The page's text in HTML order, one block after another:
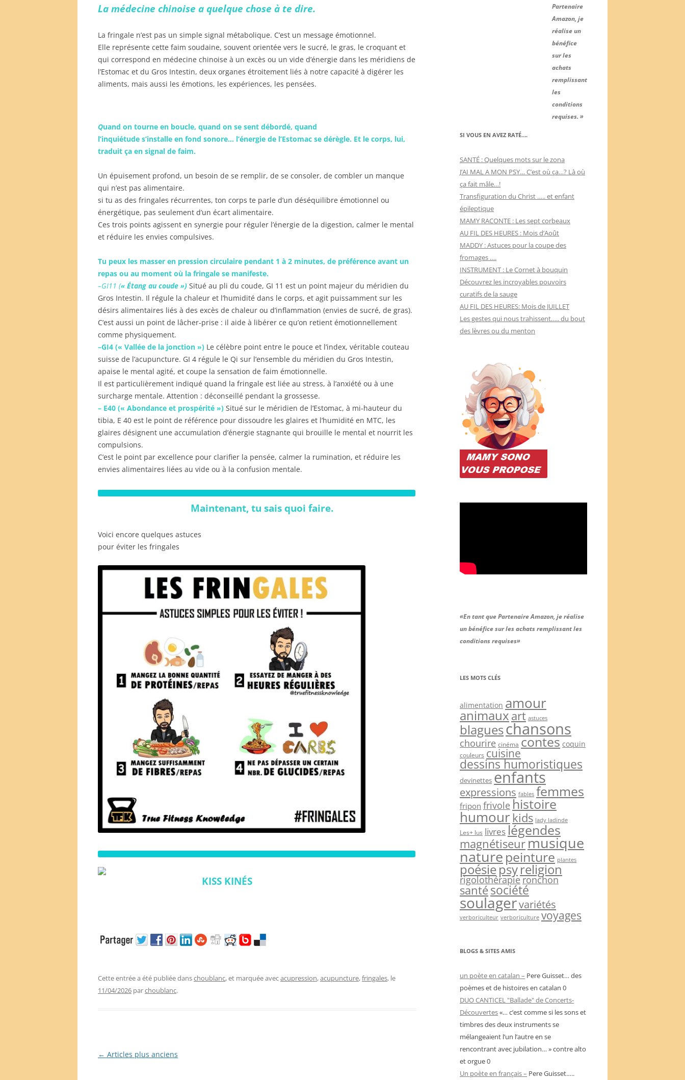
La médecine chinoise a quelque chose à te dire.
La fringale n’est pas un simple signal métabolique. C’est un message émotionnel.
Elle représente cette faim soudaine, souvent orientée vers le sucré, le gras, le croquant et
qui correspond en médecine chinoise à un excès ou un vide d’énergie dans les méridiens de
l’Estomac et du Gros Intestin, deux organes étroitement liés à notre capacité à digérer les
aliments, mais aussi les émotions, les expériences, les pensées.
Quand on tourne en boucle, quand on se sent débordé, quand
l’inquiétude s’installe en fond sonore… l’énergie de l’Estomac se dérègle. Et le corps, lui,
traduit ça en signal de faim.
Un épuisement profond, un besoin de se remplir, de se consoler, de combler un manque
qui n’est pas alimentaire.
si tu as des fringales récurrentes, ton corps te parle d’un déséquilibre émotionnel ou
énergétique, pas seulement d’un écart alimentaire.
Ces trois points agissent en synergie pour réguler l’énergie de la digestion, calmer le mental
et réduire les envies compulsives.
Tu peux les masser en pression circulaire pendant 1 à 2 minutes, de préférence avant un
repas ou au moment où la fringale se manifeste.
–GI11 (« Étang au coude ») Situé au pli du coude, GI 11 est un point majeur du méridien du
Gros Intestin. Il régule la chaleur et l’humidité dans le corps, et agit puissamment sur les
désirs alimentaires liés à des excès de chaleur ou d’inflammation (envies de sucré, de gras).
C’est aussi un point de lâcher-prise : il aide à libérer ce qu’on retient émotionnellement
comme physiquement.
–GI4 (« Vallée de la jonction ») Le célèbre point entre le pouce et l’index, véritable couteau
suisse de l’acupuncture. GI 4 régule le Qi sur l’ensemble du méridien du Gros Intestin,
apaise le mental agité, et coupe la sensation de faim émotionnelle.
Il est particulièrement indiqué quand la fringale est liée au stress, à l’anxiété ou à une
surcharge mentale. Attention : déconseillé pendant la grossesse.
– E40 (« Abondance et prospérité ») Situé sur le méridien de l’Estomac, à mi-hauteur du
tibia, E 40 est le point de référence pour dissoudre les glaires et l’humidité en MTC, les
glaires désignent une accumulation d’énergie stagnante qui brouille le mental et nourrit les
compulsions.
C’est le point par excellence pour clarifier la pensée, calmer la rumination, et réduire les
envies alimentaires liées au vide ou à la confusion mentale.
Maintenant, tu sais quoi faire.
Voici encore quelques astuces
pour éviter les fringales
KISS KINÉS
Cette entrée a été publiée danschoublanc, et marquée avecacupression,acupuncture,fringales, le
11/04/2026 parchoublanc.
Navigation
← Articles plus anciens
Partenaire
Amazon, je
réalise un
bénéfice
sur les
achats
remplissant
les
conditions
requises. »
SI VOUS EN AVEZ RATÉ….
SANTÉ : Quelques mots sur le zona
J’AI MAL A MON PSY… C’est où ça…? Là où
ça fait mâle…!
Transfiguration du Christ ….. et enfant
épileptique
MAMY RACONTE : Les sept corbeaux
AU FIL DES HEURES : Mois d’Août
MADDY : Astuces pour la coupe des
fromages ….
INSTRUMENT : Le Cornet à bouquin
Découvrez les incroyables pouvoirs
curatifs de la sauge
AU FIL DES HEURES: Mois de JUILLET
Les gestes qui nous trahissent….. du bout
des lèvres ou du menton
«En tant que Partenaire Amazon, je réalise
un bénéfice sur les achats remplissant les
conditions requises»
LES MOTS CLÉS
alimentation amour
animauxart astuces
blagueschansons
chourire cinéma contes coquin
couleurs cuisine
dessins humoristiques
devinettes enfants
expressions fables femmes
fripon frivole histoire
humour kids lady ladinde
Les+ lus livreslégendes
magnétiseurmusique
naturepeinture plantes
poésiepsyreligion
rigolothérapieronchon
santésociété
soulagervariétés
verboriculteur verboriculture voyages
BLOGS & SITES AMIS
un poète en catalan – Pere Guisset… des
poèmes et de histoires en catalan 0
DUO CANTICEL "Ballade" de Concerts-
Découvertes«… c’est comme si les sons et
timbres des deux instruments se
mélangeaient l’un l’autre en se
rencontrant avec jubilation… » contre alto
et orgue 0
Un poète en français – Pere Guisset…..